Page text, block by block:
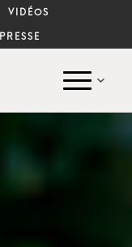
VIDÉOS
PRESSE